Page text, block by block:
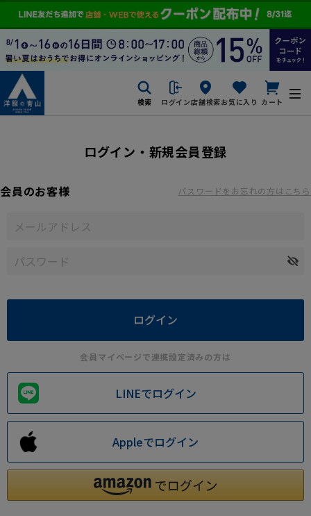
検索 ログイン店舗検索お気に入り カート
ログイン・新規会員登録
会員のお客様 パスワードをお忘れの方はこちら
会員マイページで連携設定済みの方は
LINEでログイン
Appleでログイン